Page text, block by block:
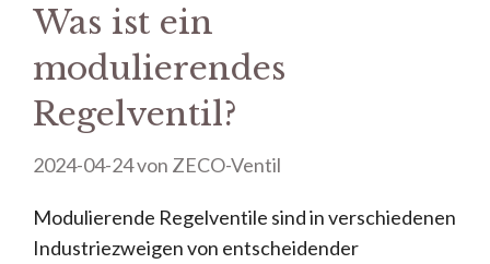
Was ist ein
modulierendes
Regelventil?
2024-04-24von ZECO-Ventil
Modulierende Regelventile sind in verschiedenen
Industriezweigen von entscheidender